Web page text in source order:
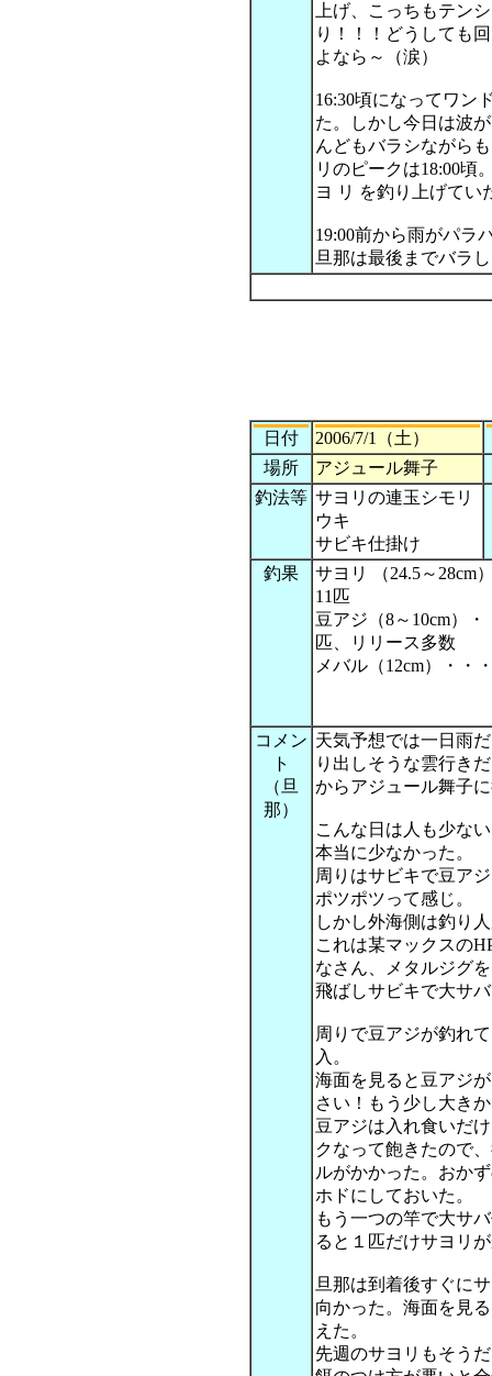
上げ、こっちもテン
り！！！どうしても
よなら～（涙）
16:30頃になってワン
た。しかし今日は波
んどもバラシながら
リのピークは18:00頃
ヨ リ を釣り上げてい
19:00前から雨がパラ
旦那は最後までバラ
日付
2006/7/1（土）
場所
アジュール舞子
釣法等 サヨリの連玉シモリ
ウキ
サビキ仕掛け
釣果
サヨリ （24.5～28cm
11匹
豆アジ（8～10cm）・
匹、リリース多数
メバル（12cm）・・
コメン
ト
（旦
那）
天気予想では一日雨
り出しそうな雲行き
からアジュール舞子
こんな日は人も少な
本当に少なかった。
周りはサビキで豆ア
ポツポツって感じ。
しかし外海側は釣り
これは某マックスの
なさん、メタルジグ
飛ばしサビキで大サ
周りで豆アジが釣れ
入。
海面を見ると豆アジ
さい！もう少し大き
豆アジは入れ食いだ
クなって飽きたので
ルがかかった。おか
ホドにしておいた。
もう一つの竿で大サ
ると１匹だけサヨリ
旦那は到着後すぐに
向かった。海面を見
えた。
先週のサヨリもそう